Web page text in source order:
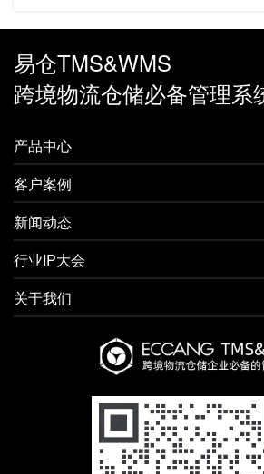
易仓TMS&WMS
跨境物流仓储必备管理系
产品中心
客户案例
新闻动态
行业IP大会
关于我们